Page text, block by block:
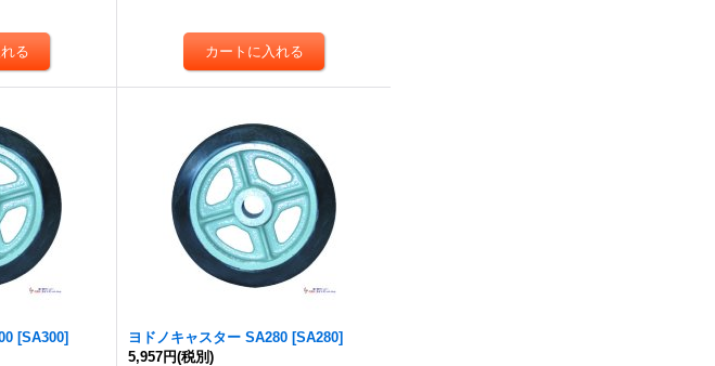
[SA300] ヨドノキャスター SA280 [SA280]
5,957円(税別)